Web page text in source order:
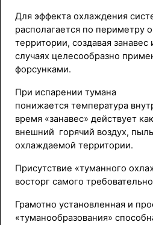
Для эффекта охлаждения
располагается по периметру
территории, создавая
случаях целесообразно
форсунками.
При испарении тумана
понижается температура
время «занавес» действует
внешний горячий воздух,
охлаждаемой территории.
Присутствие «туманного
восторг самого
Грамотно установленная и
«туманообразования»